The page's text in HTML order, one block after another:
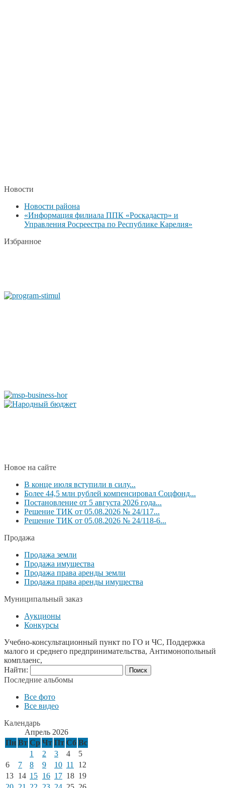
Новости
Новости района
«Информация филиала ППК «Роскадастр» и
Управления Росреестра по Республике Карелия»
Избранное
Новое на сайте
В конце июля вступили в силу...
Более 44,5 млн рублей компенсировал Соцфонд...
Постановление от 5 августа 2026 года...
Решение ТИК от 05.08.2026 № 24/117...
Решение ТИК от 05.08.2026 № 24/118-6...
Продажа
Продажа земли
Продажа имущества
Продажа права аренды земли
Продажа права аренды имущества
Муниципальный заказ
Аукционы
Конкурсы
Учебно-консультационный пункт по ГО и ЧС, Поддержка
малого и среднего предпринимательства, Антимонопольный
комплаенс,
Найти:
Последние альбомы
Все фото
Все видео
Календарь
Апрель 2026
Пн Вт Ср Чт Пт Сб Вс
1
2 3 4
5
6
7 8 9 10 11
12
13 14 15 16 17 18 19